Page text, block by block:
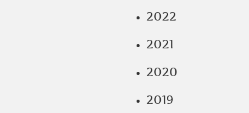
2022
2021
2020
2019